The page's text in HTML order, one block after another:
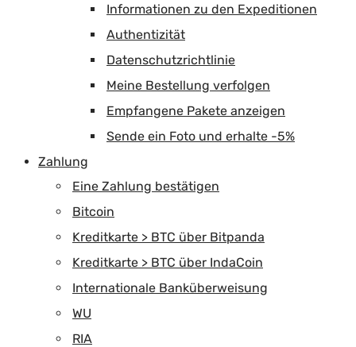
Informationen zu den Expeditionen
Authentizität
Datenschutzrichtlinie
Meine Bestellung verfolgen
Empfangene Pakete anzeigen
Sende ein Foto und erhalte -5%
Zahlung
Eine Zahlung bestätigen
Bitcoin
Kreditkarte > BTC über Bitpanda
Kreditkarte > BTC über IndaCoin
Internationale Banküberweisung
WU
RIA